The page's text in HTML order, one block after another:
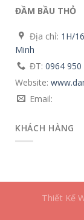
ĐẦM BẦU THỎ
Địa chỉ: 1H/
Minh
ĐT: 0964 950
Website:
Email:
KHÁCH HÀNG
Thiết Kế